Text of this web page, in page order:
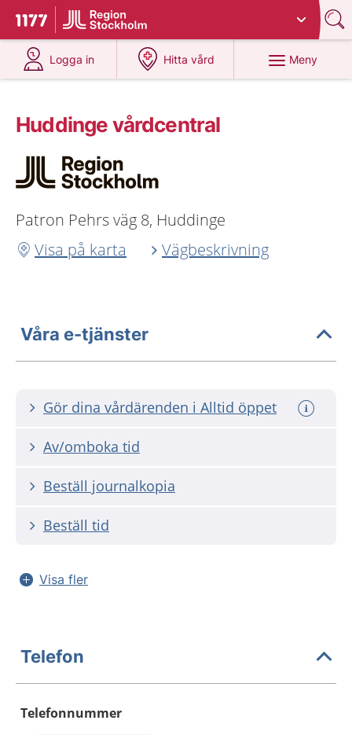
Till startsidan för 1177
Du har valt region
Logga in
på 1177.se
Hitta vård
på 1177.se
Meny
Huddinge vårdcentral
Patron Pehrs väg 8, Huddinge
Visa på karta
Vägbeskrivning
Våra e-tjänster
Gör dina vårdärenden i Alltid öppet
Av/omboka tid
Beställ journalkopia
Beställ tid
Visa fler
Telefon
Telefonnummer